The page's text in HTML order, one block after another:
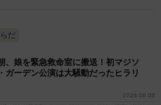
だ
、娘を緊急救命室に搬送！初マジソ
ガーデン公演は大騒動だったヒラリ
2026.08.08